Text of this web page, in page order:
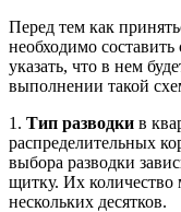
Перед тем как
необходимо
указать, что в нем
выполнении такой
1. Тип разводки в
распределительных
выбора разводки
щитку. Их количество
нескольких десятков.